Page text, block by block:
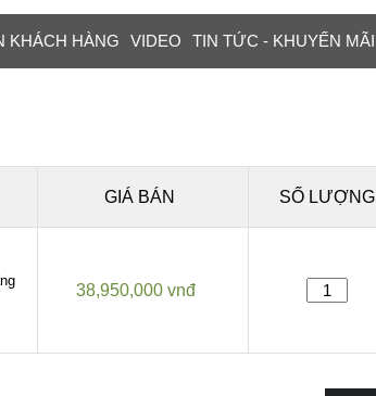
KHÁCH HÀNG VIDEO TIN TỨC - KHUYẾN MÃI
GIÁ BÁN SỐ LƯỢNG
38,950,000 vnđ